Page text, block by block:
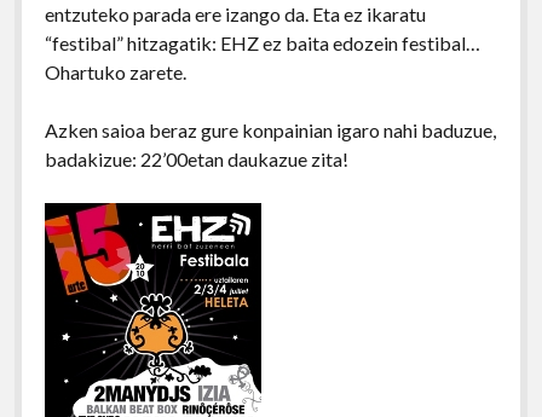
entzuteko parada ere izango da. Eta ez ikaratu
“festibal” hitzagatik: EHZ ez baita edozein festibal…
Ohartuko zarete.
Azken saioa beraz gure konpainian igaro nahi baduzue,
badakizue: 22’00etan daukazue zita!